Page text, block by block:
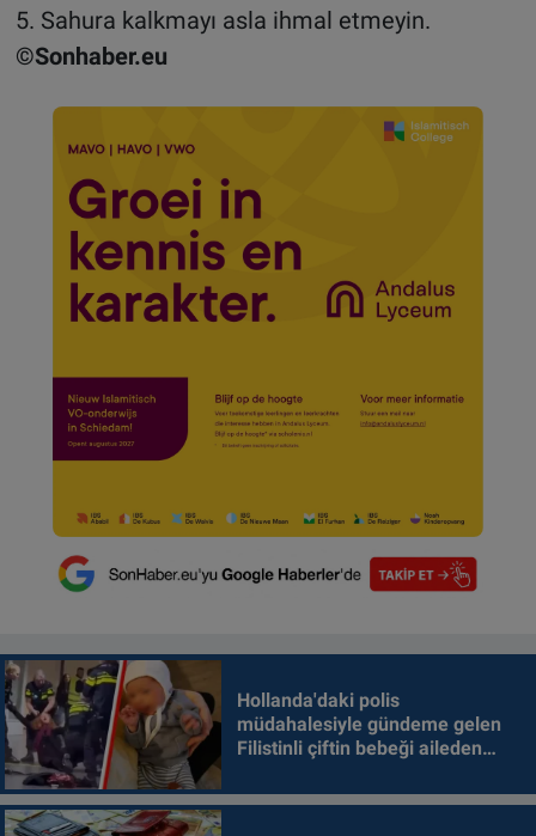
5. Sahura kalkmayı asla ihmal etmeyin.
©Sonhaber.eu
Hollanda'daki polis
müdahalesiyle gündeme gelen
Filistinli çiftin bebeği aileden